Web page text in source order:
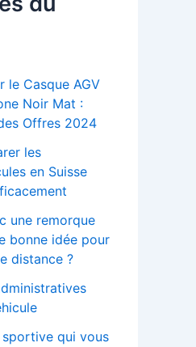
le Casque AGV
Noir Mat :
Offres 2024
les
en Suisse
une remorque
bonne idée pour
distance ?
sportive qui vous